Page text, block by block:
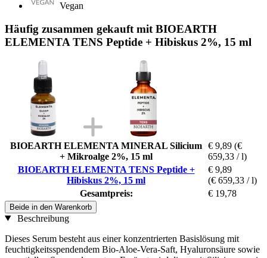
Vegan
Häufig zusammen gekauft mit BIOEARTH
ELEMENTA TENS Peptide + Hibiskus 2%, 15 ml
BIOEARTH ELEMENTA MINERAL Silicium
+ Mikroalge 2%, 15 ml
€ 9,89 (€
659,33 / l)
BIOEARTH ELEMENTA TENS Peptide +
Hibiskus 2%, 15 ml
€ 9,89
(€ 659,33 / l)
Gesamtpreis:
€ 19,78
Beide in den Warenkorb
Beschreibung
Dieses Serum besteht aus einer konzentrierten Basislösung mit
feuchtigkeitsspendendem Bio-Aloe-Vera-Saft, Hyaluronsäure sowie